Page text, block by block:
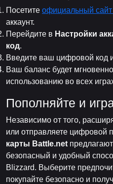
Посетите официальный
аккаунт.
Перейдите в Настройки
код.
Введите ваш цифровой код
Ваш баланс будет
использованию во всех
Пополняйте и
Независимо от того,
или отправляете цифровой
карты Battle.net
безопасный и удобный
Blizzard. Выберите
покупайте безопасно и